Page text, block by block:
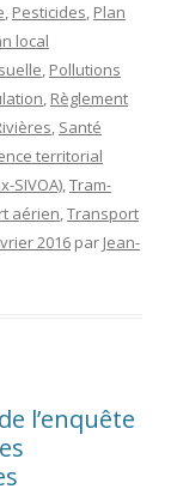
, Pesticides, Plan
local
, Pollutions
, Règlement
, Santé
territorial
SIVOA),Tram-
aérien,Transport
2016 par Jean-
l’enquête